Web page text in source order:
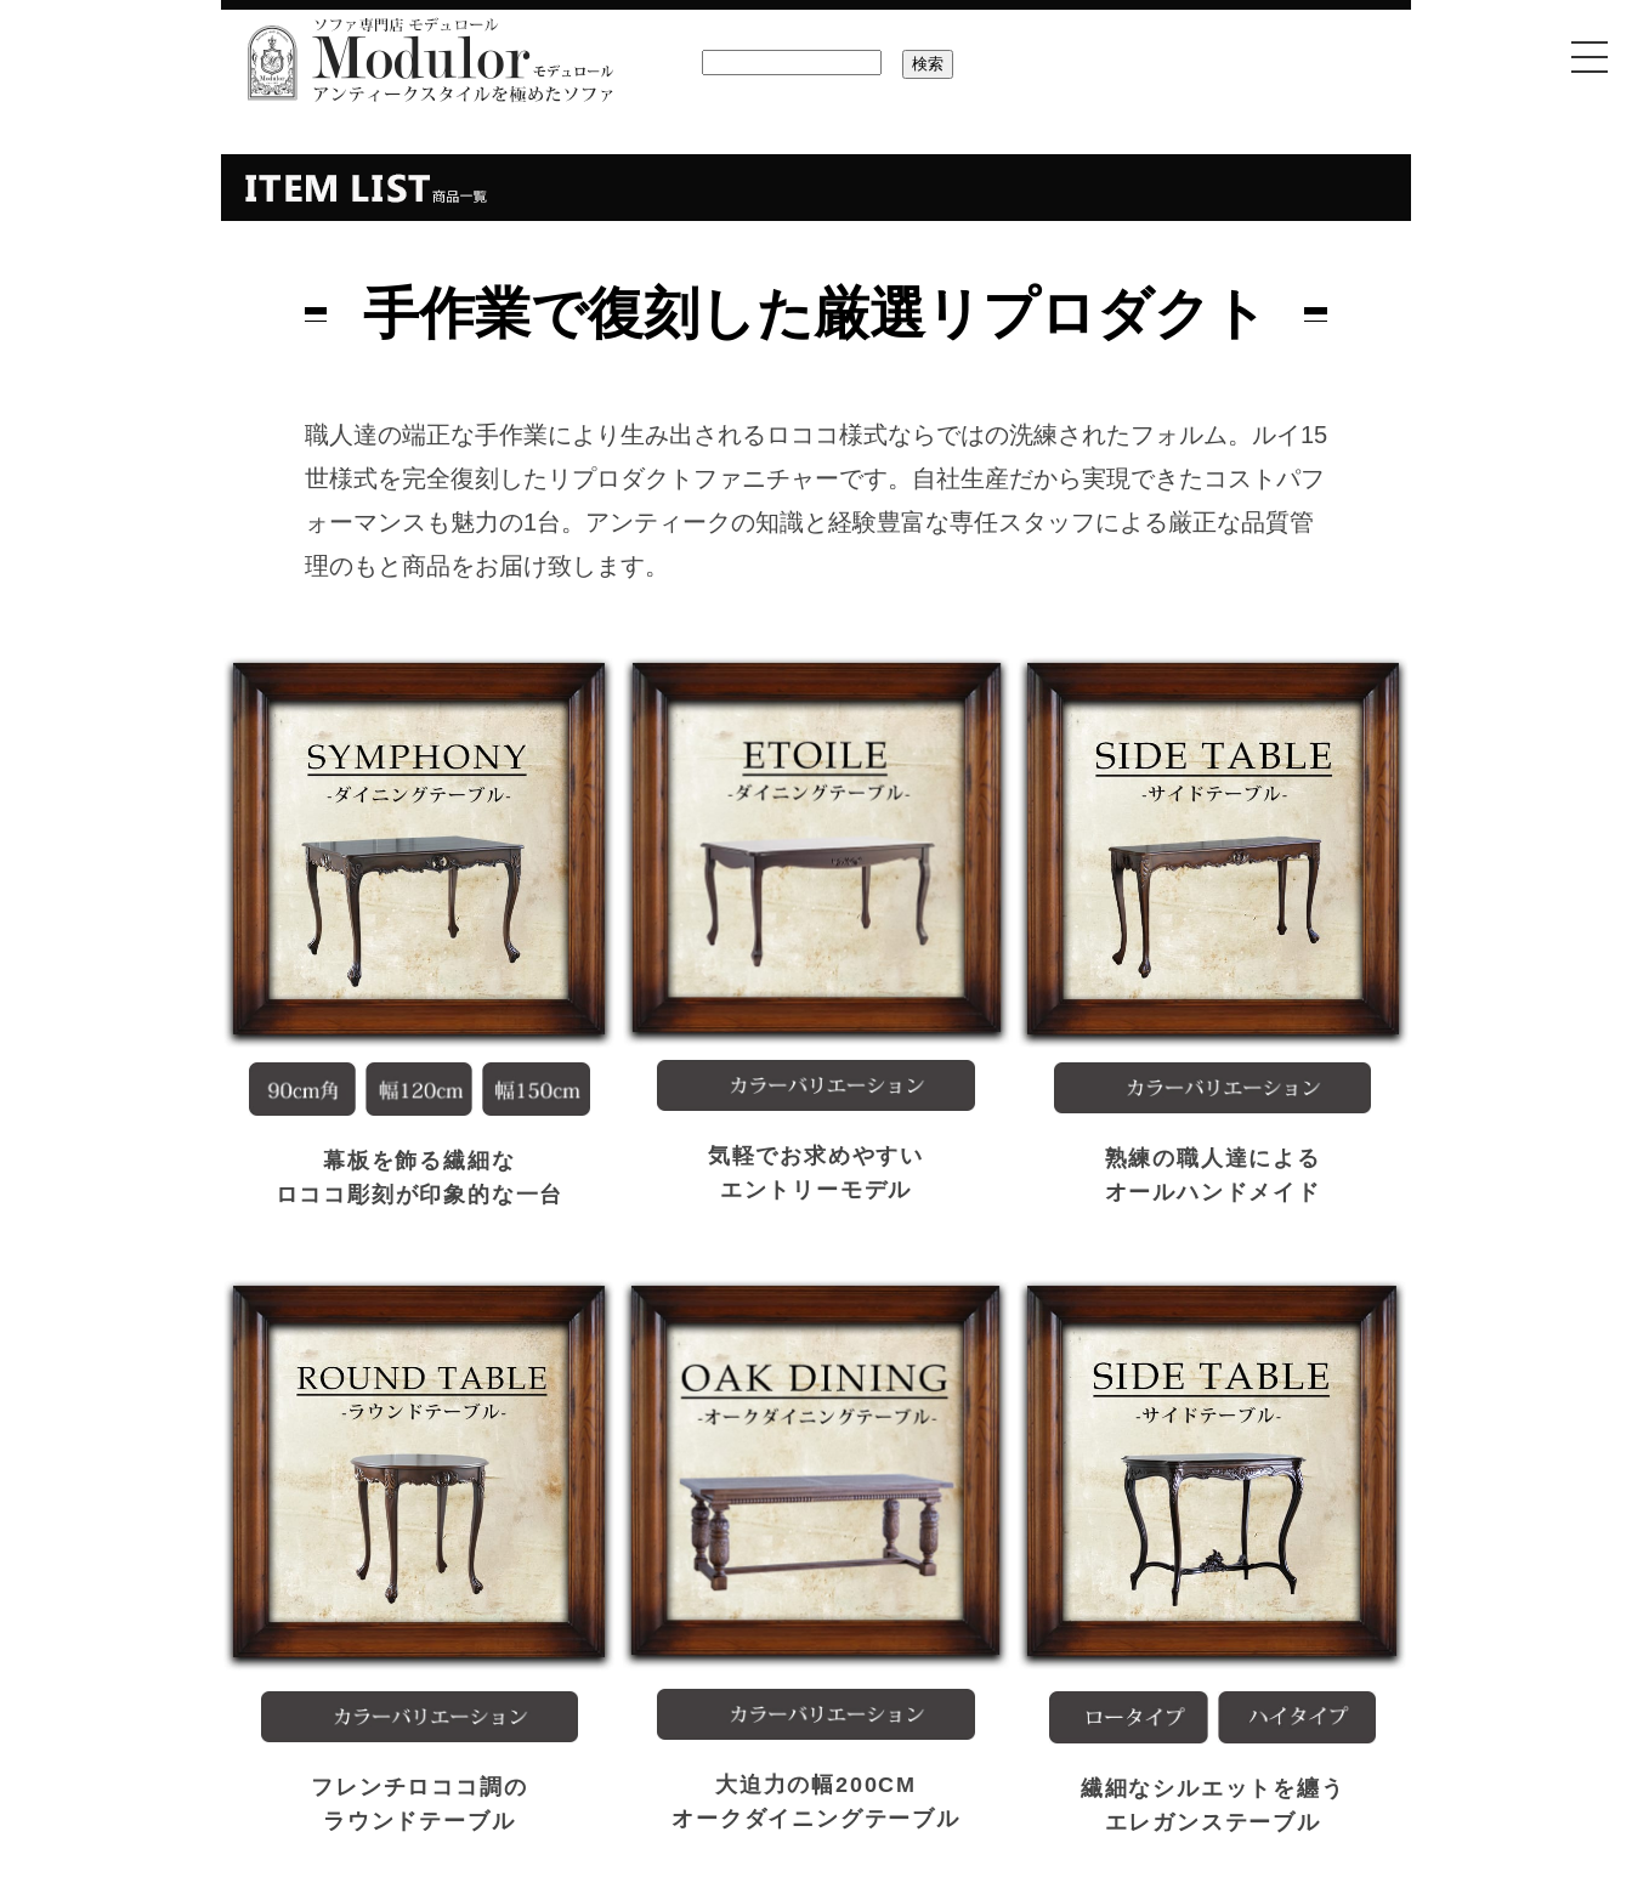
手作業で復刻した厳選リプロダクト
職人達の端正な手作業により生み出されるロココ様式ならではの洗練されたフォルム。ルイ15
世様式を完全復刻したリプロダクトファニチャーです。自社生産だから実現できたコストパフ
ォーマンスも魅力の1台。アンティークの知識と経験豊富な専任スタッフによる厳正な品質管
理のもと商品をお届け致します。
幕板を飾る繊細な
ロココ彫刻が印象的な一台
気軽でお求めやすい
エントリーモデル
熟練の職人達による
オールハンドメイド
フレンチロココ調の
ラウンドテーブル
大迫力の幅200CM
オークダイニングテーブル
繊細なシルエットを纏う
エレガンステーブル